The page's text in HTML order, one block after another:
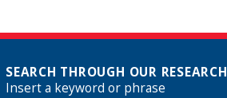
SEARCH THROUGH OUR RESEARCH
Insert a keyword or phrase